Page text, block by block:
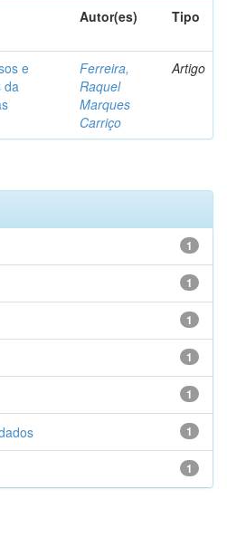
Autor(es) Tipo
e
da
Ferreira,
Raquel
Marques
Carriço
Artigo
1
1
1
1
1
1
1